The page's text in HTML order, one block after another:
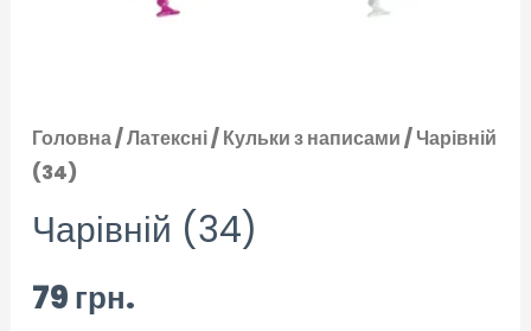
Головна/Латексні/Кульки з написами/ Чарівній
(34)
Чарівній (34)
79грн.